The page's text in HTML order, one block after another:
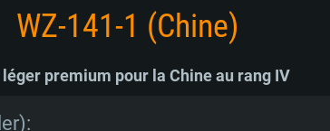
WZ-141-1 (Chine)
premium pour la Chine au rang IV